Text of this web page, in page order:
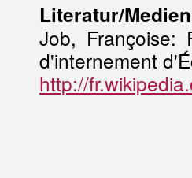
Literatur/Medien
Job, Françoise:
d'internement
http://